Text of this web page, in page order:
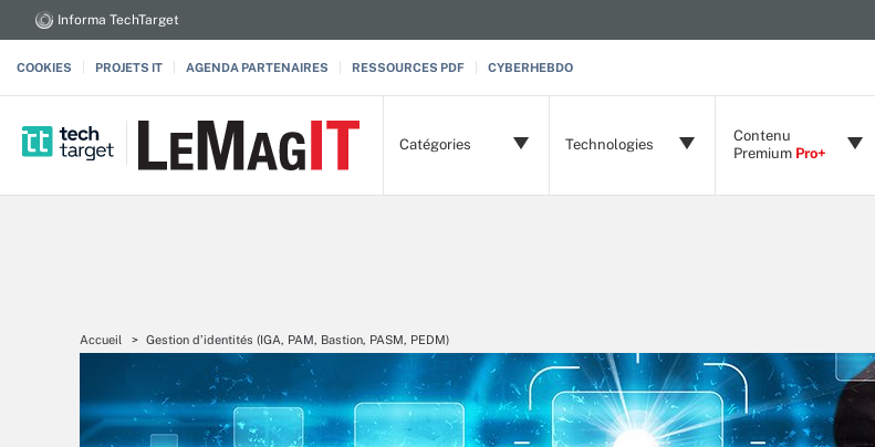
Informa TechTarget
COOKIES PROJETS IT AGENDA PARTENAIRES RESSOURCES PDF CYBERHEBDO
Catégories Technologies
Contenu
Premium Pro+
Accueil Gestion d’identités (IGA, PAM, Bastion, PASM, PEDM)